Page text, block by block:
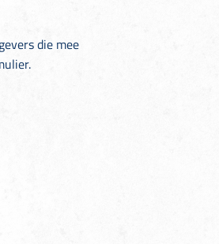
die mee